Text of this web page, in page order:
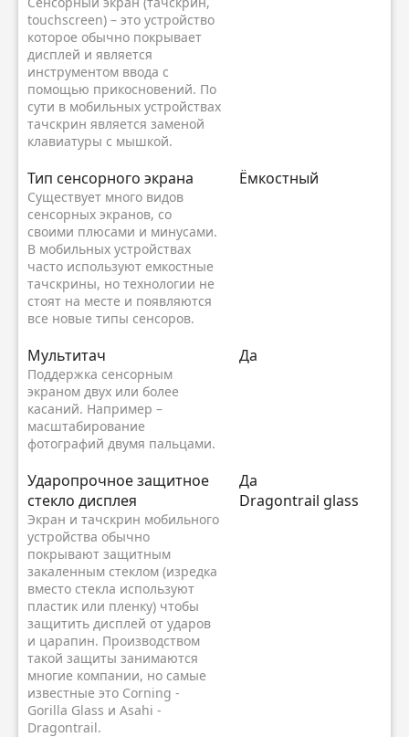
touchscreen) – это устройство
которое обычно покрывает
дисплей и является
инструментом ввода с
помощью прикосновений. По
сути в мобильных устройствах
тачскрин является заменой
клавиатуры с мышкой.
Тип сенсорного экрана
Существует много видов
сенсорных экранов, со
своими плюсами и минусами.
В мобильных устройствах
часто используют емкостные
тачскрины, но технологии не
стоят на месте и появляются
все новые типы сенсоров.
Ёмкостный
Мультитач
Поддержка сенсорным
экраном двух или более
касаний. Например –
масштабирование
фотографий двумя пальцами.
Да
Ударопрочное защитное
стекло дисплея
Экран и тачскрин мобильного
устройства обычно
покрывают защитным
закаленным стеклом (изредка
вместо стекла используют
пластик или пленку) чтобы
защитить дисплей от ударов
и царапин. Производством
такой защиты занимаются
многие компании, но самые
известные это Corning -
Gorilla Glass и Asahi -
Dragontrail.
Да
Dragontrail glass